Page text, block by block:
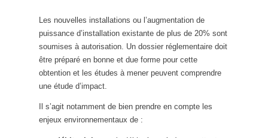
Les nouvelles installations ou l’augmentation de
puissance d’installation existante de plus de 20% sont
soumises à autorisation. Un dossier réglementaire doit
être préparé en bonne et due forme pour cette
obtention et les études à mener peuvent comprendre
une étude d’impact.
Il s’agit notamment de bien prendre en compte les
enjeux environnementaux de :